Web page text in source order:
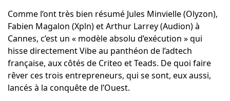
Comme l’ont très bien résumé Jules Minvielle (Olyzon),
Fabien Magalon (Xpln) et Arthur Larrey (Audion) à
Cannes, c’est un « modèle absolu d’exécution » qui
hisse directement Vibe au panthéon de l’adtech
française, aux côtés de Criteo et Teads. De quoi faire
rêver ces trois entrepreneurs, qui se sont, eux aussi,
lancés à la conquête de l’Ouest.